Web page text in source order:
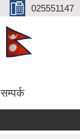
025551147
सम्पर्क